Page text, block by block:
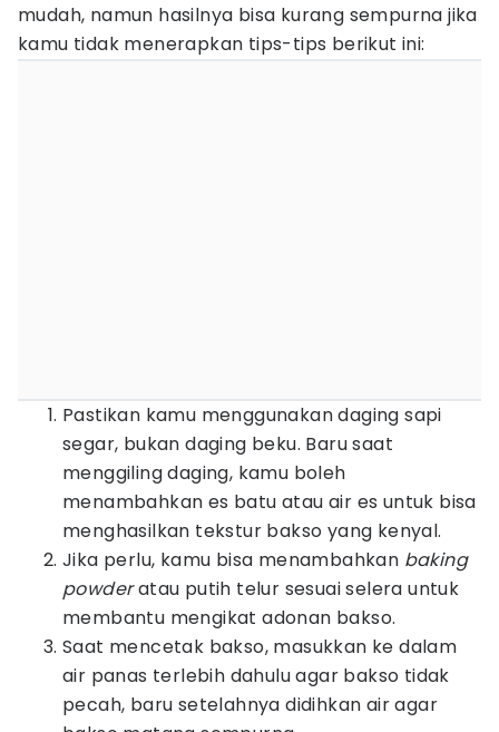
mudah, namun hasilnya bisa kurang sempurna jika
kamu tidak menerapkan tips-tips berikut ini:
Pastikan kamu menggunakan daging sapi
segar, bukan daging beku. Baru saat
menggiling daging, kamu boleh
menambahkan es batu atau air es untuk bisa
menghasilkan tekstur bakso yang kenyal.
Jika perlu, kamu bisa menambahkan baking
powderatau putih telur sesuai selera untuk
membantu mengikat adonan bakso.
Saat mencetak bakso, masukkan ke dalam
air panas terlebih dahulu agar bakso tidak
pecah, baru setelahnya didihkan air agar